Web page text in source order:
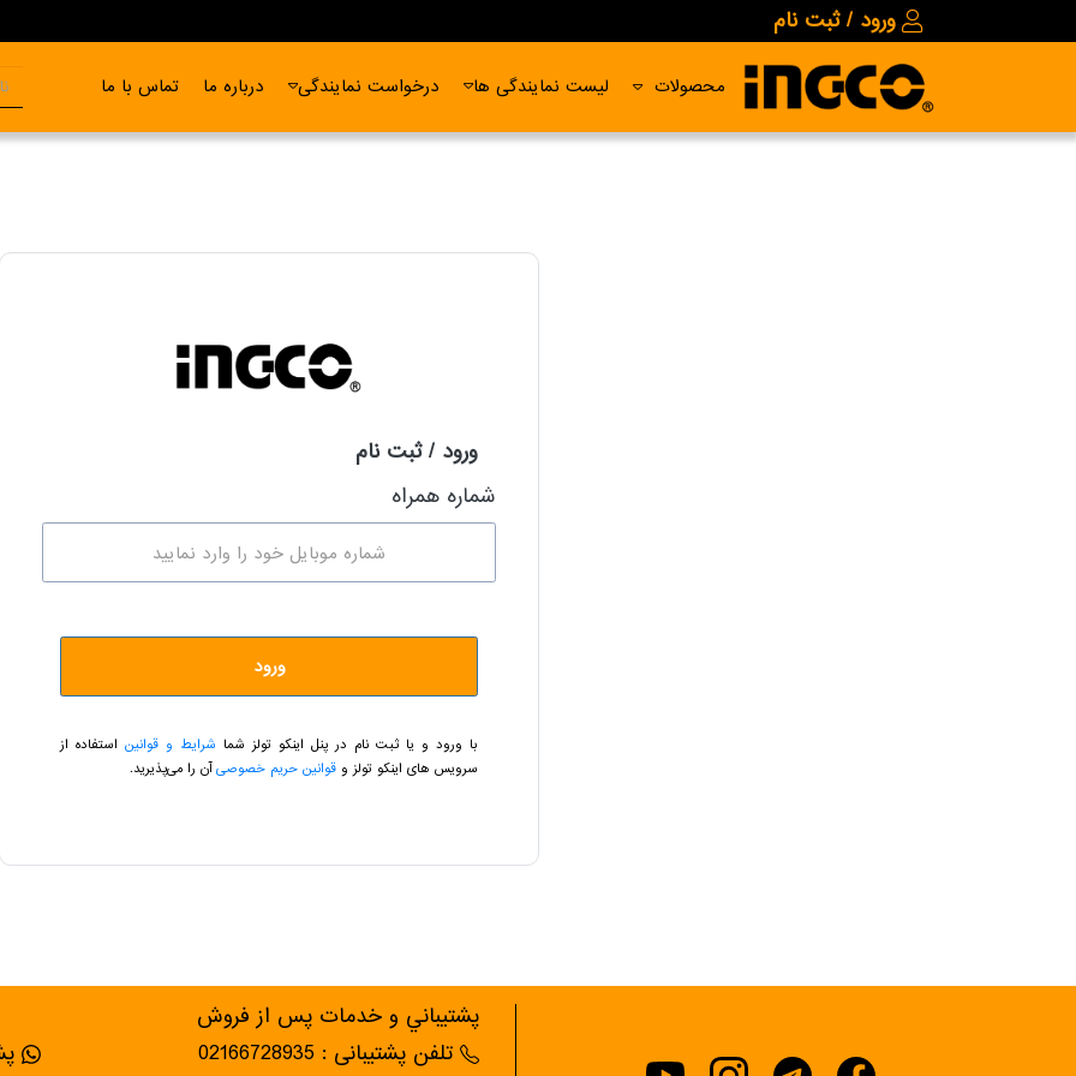
ورود / ثبت نام
محصولات لیست نمایندگی ها درخواست نمایندگی درباره ما تماس با ما
ورود / ثبت نام
شماره همراه
ورود
با ورود و یا ثبت نام در پنل اینکو تولز شما شرایط و قوانین استفاده از
سرویس های اینکو تولز و قوانین حریم خصوصیآن را می‌پذیرید.
پشتيباني و خدمات پس از فروش
تلفن پشتیبانی : 02166728935